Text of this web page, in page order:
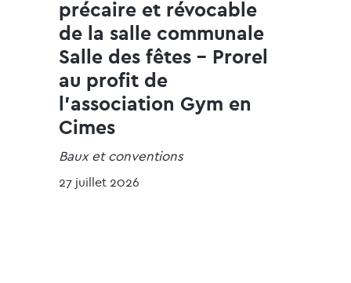
précaire et révocable
de la salle communale
Salle des fêtes - Prorel
au profit de
l'association Gym en
Cimes
Baux et conventions
27 juillet 2026